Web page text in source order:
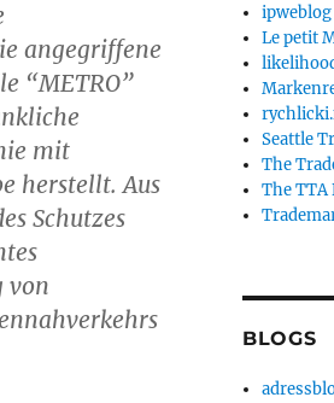
angegriffene
“METRO”
mit
herstellt. Aus
Schutzes
von
ipweblog
Le petit
Seattle
The
The TTA
BLOGS